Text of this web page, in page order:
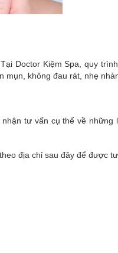
Doctor Kiệm Spa, quy
mụn, không đau rát, nhẹ
tư vấn cụ thể về những
địa chỉ sau đây để được